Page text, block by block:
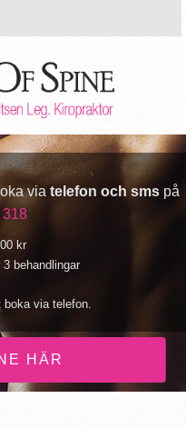
via telefon och sms på
318
kr
behandlingar
boka via telefon.
HÄR